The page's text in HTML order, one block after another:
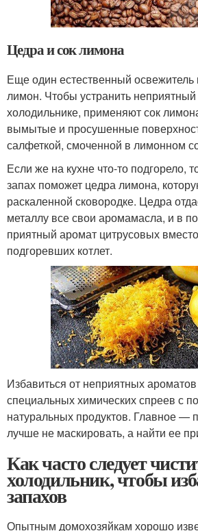
Цедра и сок лимона
Еще один естественный освежитель
лимон. Чтобы устранить
холодильнике, применяют сок
вымытые и просушенные
салфеткой, смоченной в лимонном
Если же на кухне что-то подгорело,
запах поможет цедра лимона,
раскаленной сковородке. Цедра
металлу все свои аромамасла, и в
приятный аромат цитрусовых
подгоревших котлет.
Избавиться от неприятных
специальных химических спреев с
натуральных продуктов. Главное —
лучше не маскировать, а найти ее
Как часто следует
холодильник, чтобы
запахов
Опытным домохозяйкам хорошо